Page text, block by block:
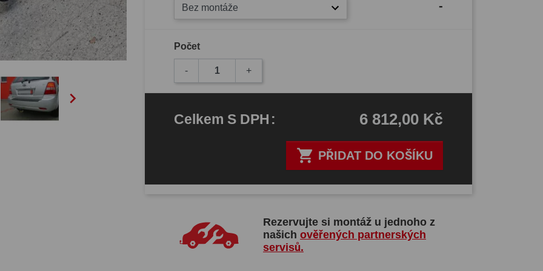

Bez montáže -
Počet
- +
 PŘIDAT DO KOŠÍKU
Celkem S DPH: 6 812,00 Kč
Rezervujte si montáž u jednoho z
našich ověřených partnerských
servisů.